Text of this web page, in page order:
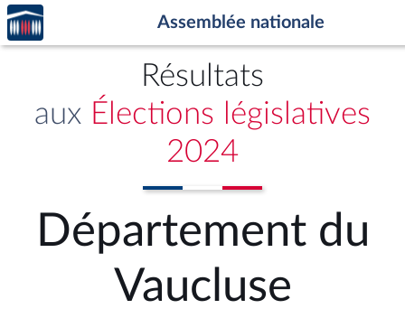
Aller au contenu
Aller en bas de la page
Accèder
à la
page
Assemblée nationale
Résultats
aux Élections législatives
2024
Département du
Vaucluse